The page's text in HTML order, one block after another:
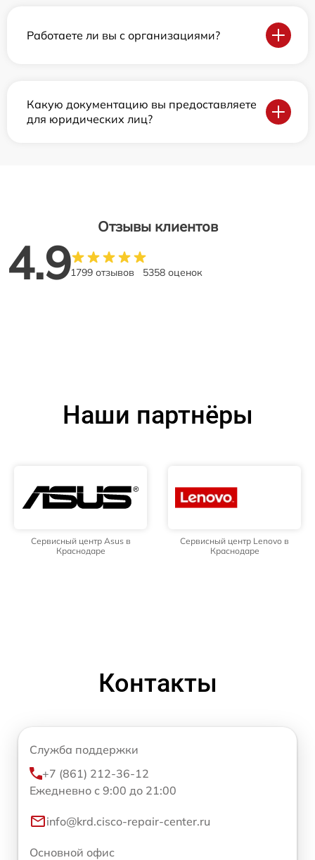
Работаете ли вы с организациями?
Какую документацию вы предоставляете
для юридических лиц?
Отзывы клиентов
4.91799 отзывов 5358 оценок
Наши партнёры
Сервисный центр Asus в
Краснодаре
Сервисный центр Lenovo в
Краснодаре
Контакты
Служба поддержки
+7 (861) 212-36-12
Ежедневно с 9:00 до 21:00
info@krd.cisco-repair-center.ru
Основной офис